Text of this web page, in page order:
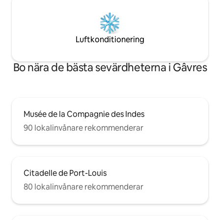
Luftkonditionering
Bo nära de bästa sevärdheterna i Gâvres
Musée de la Compagnie des Indes
90 lokalinvånare rekommenderar
Citadelle de Port-Louis
80 lokalinvånare rekommenderar